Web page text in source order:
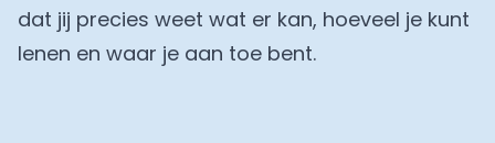
dat jij precies weet wat er kan, hoeveel je kunt
lenen en waar je aan toe bent.